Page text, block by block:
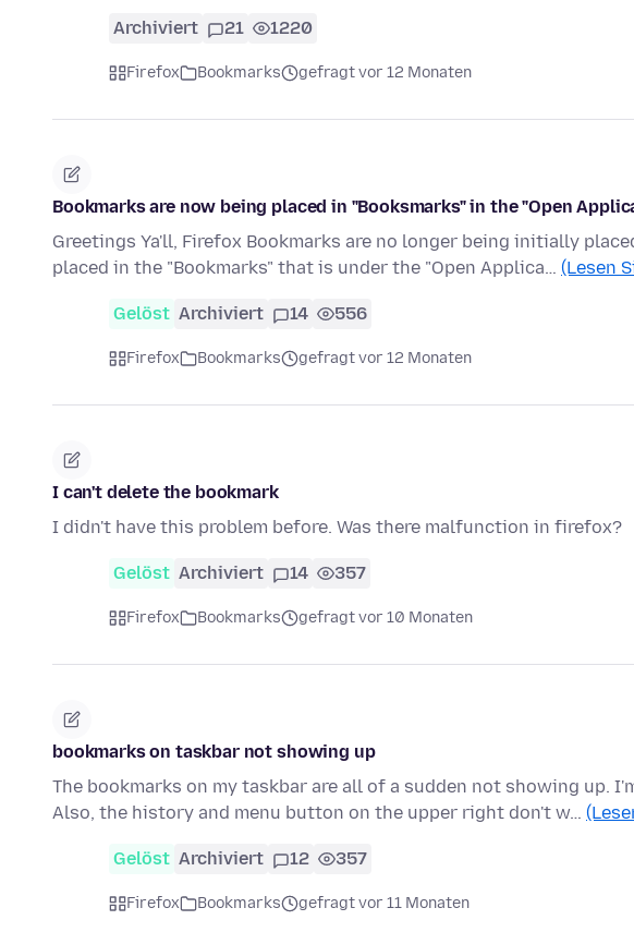
Archiviert 21 1220
Firefox Bookmarks gefragt vor 12 Monaten
Bookmarks are now being placed in "Booksmarks" in the "Open
Greetings Ya'll, Firefox Bookmarks are no longer being initially
placed in the "Bookmarks" that is under the "Open Applica… (Lesen
Gelöst Archiviert 14 556
Firefox Bookmarks gefragt vor 12 Monaten
I can't delete the bookmark
I didn't have this problem before. Was there malfunction in firefox?
Gelöst Archiviert 14 357
Firefox Bookmarks gefragt vor 10 Monaten
bookmarks on taskbar not showing up
The bookmarks on my taskbar are all of a sudden not showing up.
Also, the history and menu button on the upper right don't w…
Gelöst Archiviert 12 357
Firefox Bookmarks gefragt vor 11 Monaten